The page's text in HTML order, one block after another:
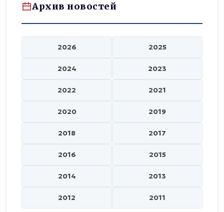
Архив новостей
2026 2025
2024 2023
2022 2021
2020 2019
2018 2017
2016 2015
2014 2013
2012 2011